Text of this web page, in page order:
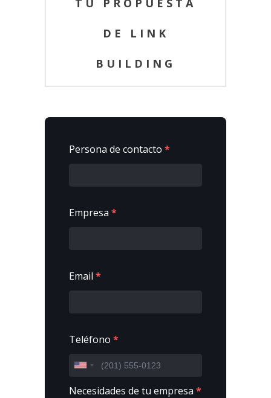
DE LINK
BUILDING
Persona de contacto *
Empresa *
Email *
Teléfono *
Necesidades de tu empresa *